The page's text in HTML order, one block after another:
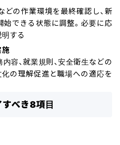
どの作業環境を最終確認し、新
できる状態に調整。必要に応
する
施
内容、就業規則、安全衛生などの
の理解促進と職場への適応を
べき8項目